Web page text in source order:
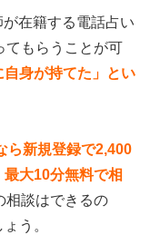
在籍する電話占い
てもらうことが可
自身が持てた」とい
ら新規登録で2,400
大10分無料で相
相談はできるの
う。